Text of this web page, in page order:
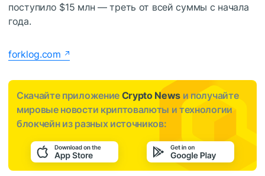
поступило $15 млн — треть от всей суммы с начала
года.
forklog.com
Скачайте приложение Crypto News и получайте
мировые новости криптовалюты и технологии
блокчейн из разных источников: